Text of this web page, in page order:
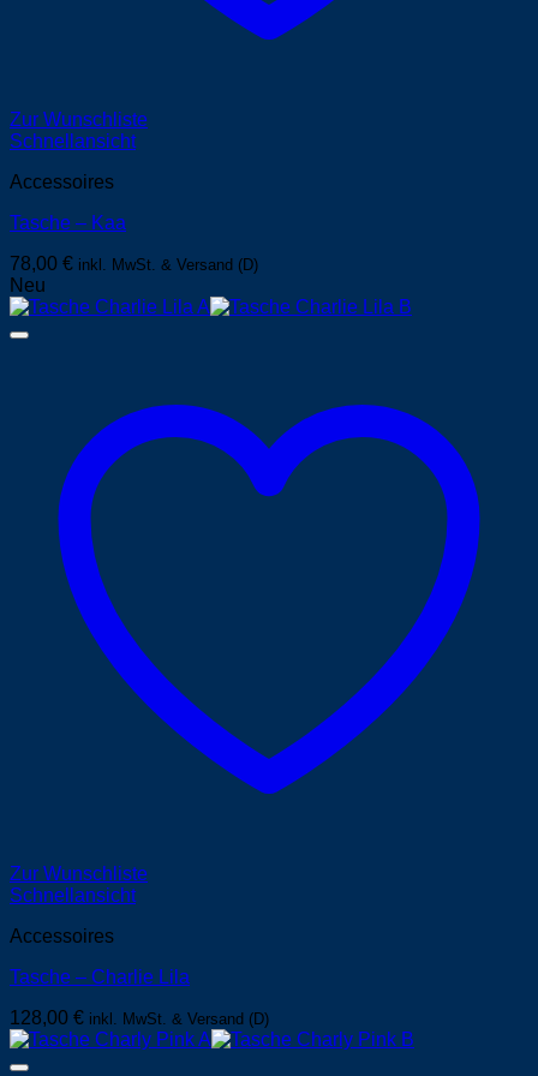
Zur Wunschliste
Schnellansicht
Accessoires
Tasche – Kaa
78,00 € inkl. MwSt. & Versand (D)
Neu
Zur Wunschliste
Schnellansicht
Accessoires
Tasche – Charlie Lila
128,00 € inkl. MwSt. & Versand (D)